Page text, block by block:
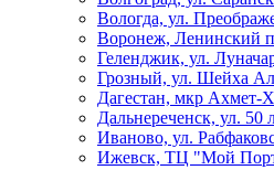
Вологда, ул.
Воронеж, Ленинский
Геленджик, ул.
Грозный, ул. Шейха
Дагестан, мкр Ахмет-
Дальнереченск, ул. 50
Иваново, ул.
Ижевск, ТЦ "Мой